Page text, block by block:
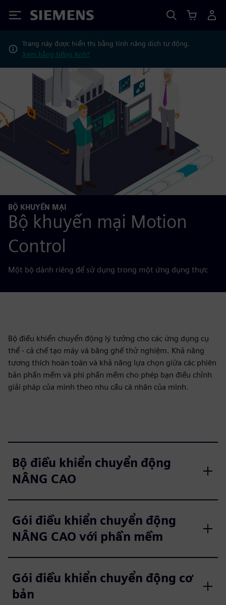
Siemens
Trang này được hiển thị bằng tính năng dịch tự động.
Xem bằng tiếng Anh?
BỘ KHUYẾN MẠI
Bộ khuyến mại Motion
Control
Một bộ dành riêng để sử dụng trong một ứng dụng thực
Bộ điều khiển chuyển động lý tưởng cho các ứng dụng cụ
thể - cả chế tạo máy và băng ghế thử nghiệm. Khả năng
tương thích hoàn toàn và khả năng lựa chọn giữa các phiên
bản phần mềm và phi phần mềm cho phép bạn điều chỉnh
giải pháp của mình theo nhu cầu cá nhân của mình.
Bộ điều khiển chuyển động
NÂNG CAO
Gói điều khiển chuyển động
NÂNG CAO với phần mềm
Gói điều khiển chuyển động cơ
bản